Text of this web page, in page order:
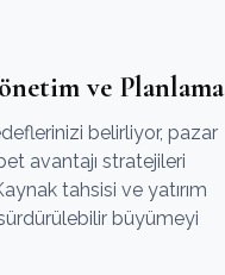
ve Planlama
belirliyor, pazar
avantajı stratejileri
tahsisi ve yatırım
büyümeyi